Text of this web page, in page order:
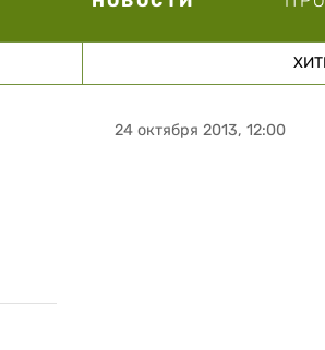
24 октября 2013, 12:00